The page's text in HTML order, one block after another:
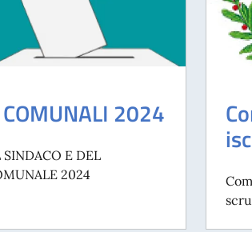
2024
E DEL
2024